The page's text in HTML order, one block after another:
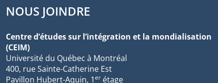
NOUS JOINDRE
Centre d’études sur l’intégration et la mondialisation
(CEIM)
Université du Québec à Montréal
400, rue Sainte-Catherine Est
Pavillon Hubert-Aquin, 1er étage